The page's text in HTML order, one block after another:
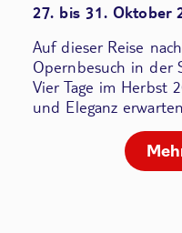
27. bis 31. Oktober
Auf dieser Reise
Opernbesuch in der
Vier Tage im Herbst
und Eleganz